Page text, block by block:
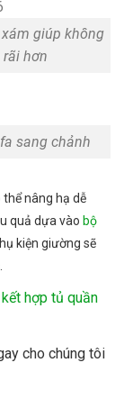
giúp không
hơn
sang chảnh
nâng hạ dễ
quả dựa vào bộ
kiện giường sẽ
hợp tủ quần
cho chúng tôi